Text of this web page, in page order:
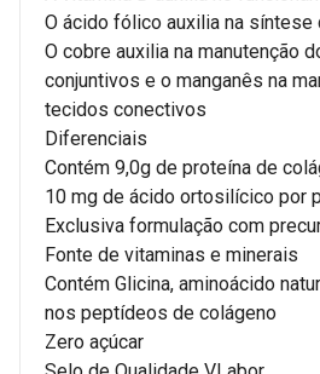
O ácido fólico auxilia na síntese
O cobre auxilia na manutenção
conjuntivos e o manganês na
tecidos conectivos
Diferenciais
Contém 9,0g de proteína de
10 mg de ácido ortosilícico por
Exclusiva formulação com
Fonte de vitaminas e minerais
Contém Glicina, aminoácido
nos peptídeos de colágeno
Zero açúcar